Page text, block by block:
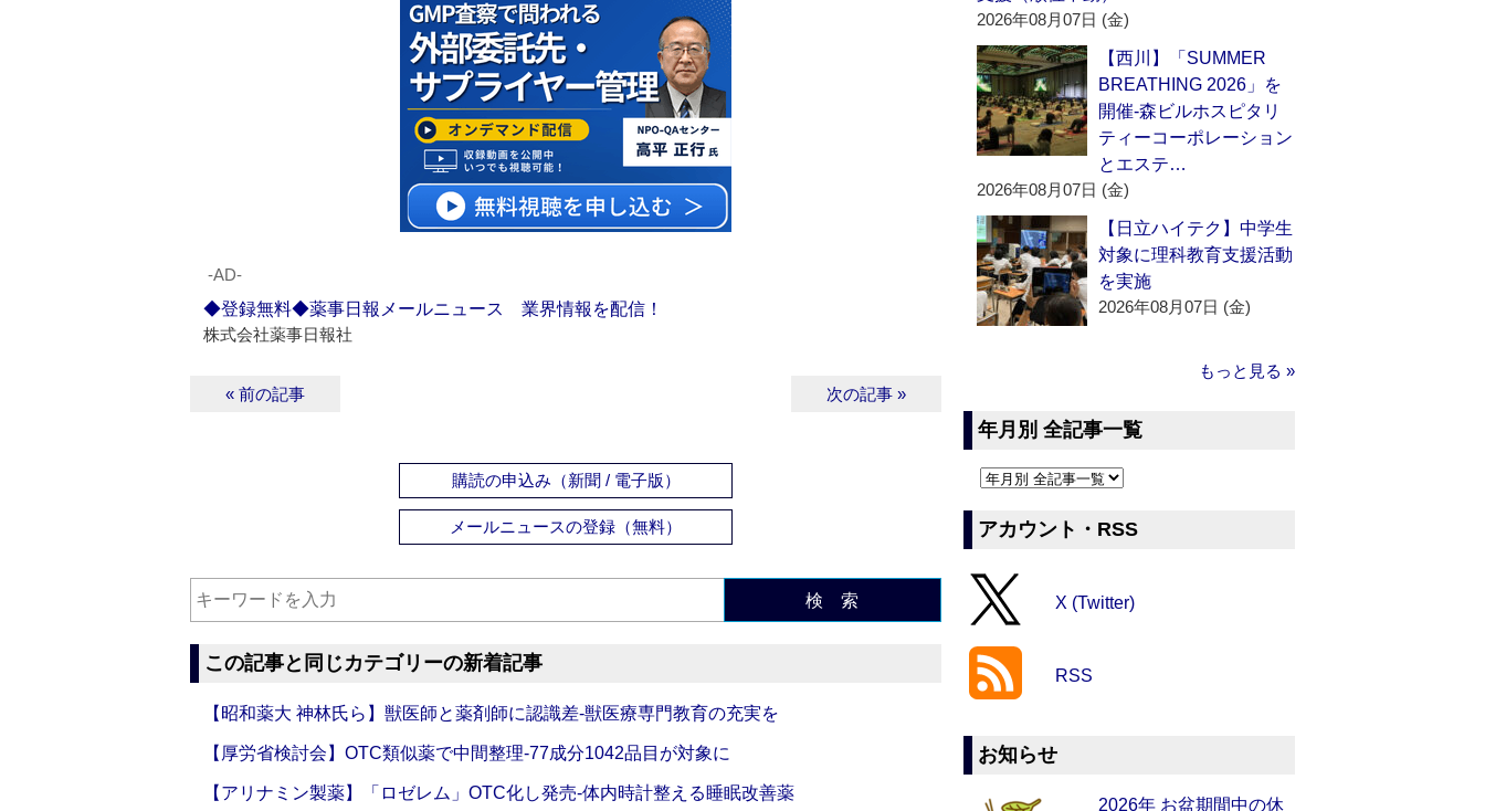
‐AD‐
◆登録無料◆薬事日報メールニュース 業界情報を配信！
株式会社薬事日報社
« 前の記事 次の記事 »
購読の申込み（新聞 / 電子版）
メールニュースの登録（無料）
検 索
この記事と同じカテゴリーの新着記事
【昭和薬大 神林氏ら】獣医師と薬剤師に認識差‐獣医療専門教育の充実を
【厚労省検討会】OTC類似薬で中間整理‐77成分1042品目が対象に
【アリナミン製薬】「ロゼレム」OTC化し発売‐体内時計整える睡眠改善薬
2026年08月07日 (金)
【西川】「SUMMER
BREATHING 2026」を
開催‐森ビルホスピタリ
ティーコーポレーション
とエステ…
2026年08月07日 (金)
【日立ハイテク】中学生
対象に理科教育支援活動
を実施
2026年08月07日 (金)
もっと見る »
年月別 全記事一覧
アカウント・RSS
X (Twitter)
RSS
お知らせ
2026年 お盆期間中の休